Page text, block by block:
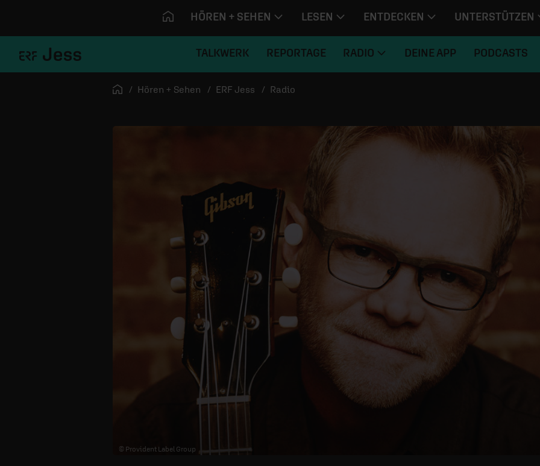
HÖREN + SEHEN LESEN ENTDECKEN UNTERSTÜTZEN
TALKWERK REPORTAGE RADIO DEINE APP PODCASTS
Startseite
Hören + Sehen ERF Jess Radio
© Provident Label Group